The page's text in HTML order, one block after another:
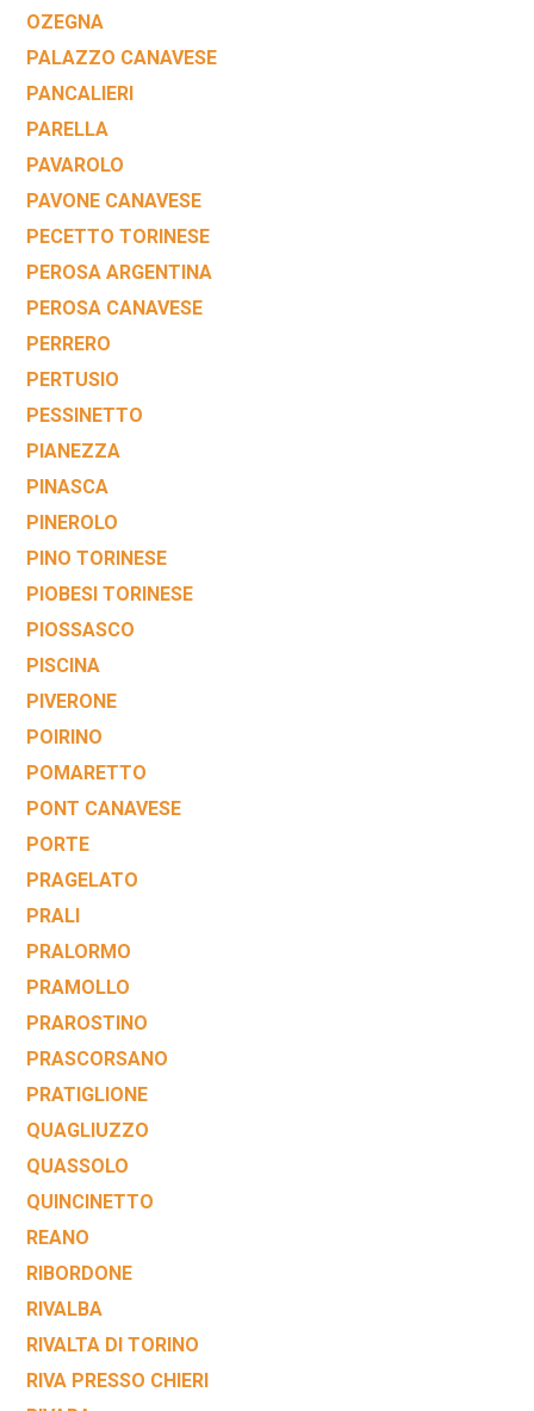
OZEGNA
PALAZZO CANAVESE
PANCALIERI
PARELLA
PAVAROLO
PAVONE CANAVESE
PECETTO TORINESE
PEROSA ARGENTINA
PEROSA CANAVESE
PERRERO
PERTUSIO
PESSINETTO
PIANEZZA
PINASCA
PINEROLO
PINO TORINESE
PIOBESI TORINESE
PIOSSASCO
PISCINA
PIVERONE
POIRINO
POMARETTO
PONT CANAVESE
PORTE
PRAGELATO
PRALI
PRALORMO
PRAMOLLO
PRAROSTINO
PRASCORSANO
PRATIGLIONE
QUAGLIUZZO
QUASSOLO
QUINCINETTO
REANO
RIBORDONE
RIVALBA
RIVALTA DI TORINO
RIVA PRESSO CHIERI